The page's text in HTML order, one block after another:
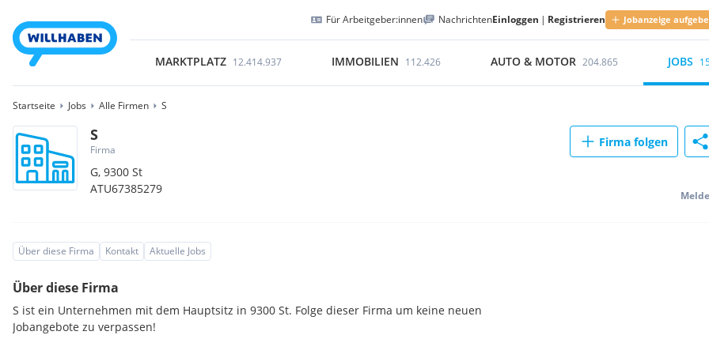
Für Arbeitgeber:innen NachrichtenEinloggen | Registrieren Jobanzeige
MARKTPLATZ 12.414.937 IMMOBILIEN 112.426 AUTO & MOTOR 204.865 JOBS
Startseite Jobs Alle Firmen S
S
Firma
G,9300St
ATU67385279
Firma folgen
Über diese Firma Kontakt Aktuelle Jobs
Über diese Firma
S ist ein Unternehmen mit dem Hauptsitz in 9300 St. Folge dieser Firma um keine neuen
Jobangebote zu verpassen!